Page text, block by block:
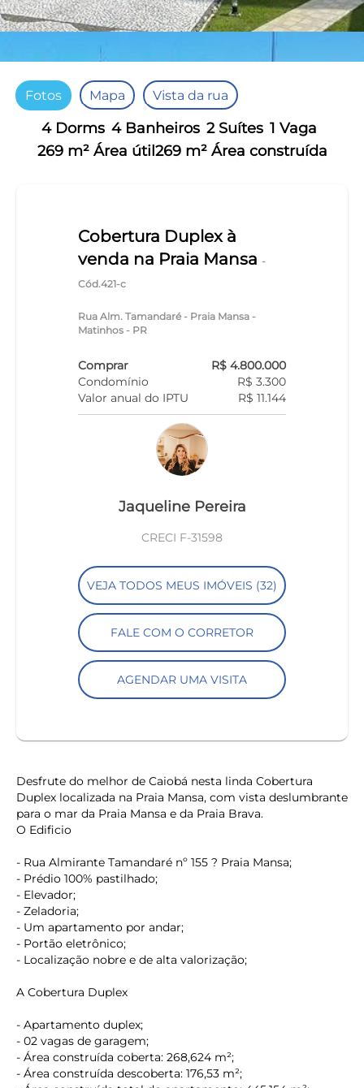
Fotos Mapa Vista da rua
4 Dorms 4 Banheiros 2 Suítes 1 Vaga
269 m² Área útil269 m² Área construída
Cobertura Duplex à
venda na Praia Mansa -
Cód.421-c
Rua Alm. Tamandaré - Praia Mansa -
Matinhos - PR
Comprar
R$ 4.800.000
Condomínio
R$ 3.300
Valor anual do IPTU
R$ 11.144
Jaqueline Pereira
CRECI F-31598
VEJA TODOS MEUS IMÓVEIS (32)
FALE COM O CORRETOR
AGENDAR UMA VISITA
Desfrute do melhor de Caiobá nesta linda Cobertura
Duplex localizada na Praia Mansa, com vista deslumbrante
para o mar da Praia Mansa e da Praia Brava.
O Edificio
- Rua Almirante Tamandaré nº 155 ? Praia Mansa;
- Prédio 100% pastilhado;
- Elevador;
- Zeladoria;
- Um apartamento por andar;
- Portão eletrônico;
- Localização nobre e de alta valorização;
A Cobertura Duplex
- Apartamento duplex;
- 02 vagas de garagem;
- Área construída coberta: 268,624 m²;
- Área construída descoberta: 176,53 m²;